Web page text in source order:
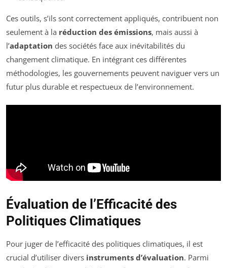
Ces outils, s’ils sont correctement appliqués, contribuent non
seulement à la réduction des émissions, mais aussi à
l’adaptation des sociétés face aux inévitabilités du
changement climatique. En intégrant ces différentes
méthodologies, les gouvernements peuvent naviguer vers un
futur plus durable et respectueux de l’environnement.
Évaluation de l’Efficacité des
Politiques Climatiques
Pour juger de l’efficacité des politiques climatiques, il est
crucial d’utiliser divers instruments d’évaluation. Parmi